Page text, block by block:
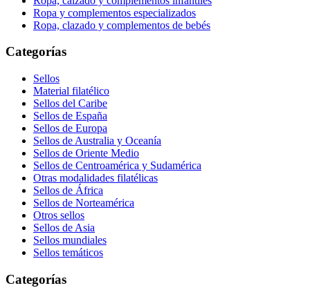
Ropa y complementos especializados
Ropa, clazado y complementos de bebés
Categorías
Sellos
Material filatélico
Sellos del Caribe
Sellos de España
Sellos de Europa
Sellos de Australia y Oceanía
Sellos de Oriente Medio
Sellos de Centroamérica y Sudamérica
Otras modalidades filatélicas
Sellos de África
Sellos de Norteamérica
Otros sellos
Sellos de Asia
Sellos mundiales
Sellos temáticos
Categorías